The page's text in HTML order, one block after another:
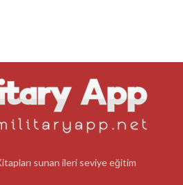
sunan ileri seviye eğitim